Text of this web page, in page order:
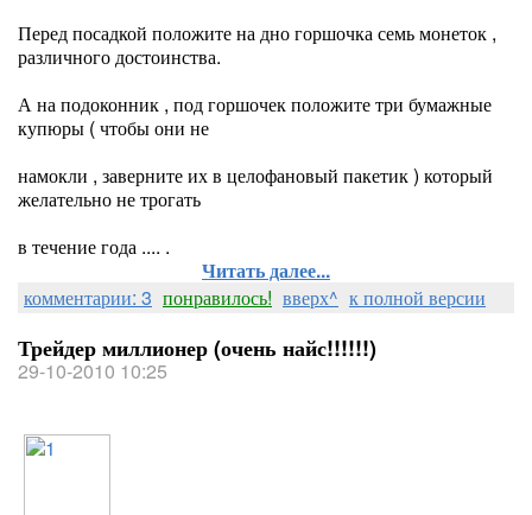
Перед посадкой положите на дно горшочка семь монеток ,
различного достоинства.
А на подоконник , под горшочек положите три бумажные
купюры ( чтобы они не
намокли , заверните их в целофановый пакетик ) который
желательно не трогать
в течение года .... .
Читать далее...
комментарии: 3 понравилось! вверх^ к полной версии
Трейдер миллионер (очень найс!!!!!!)
29-10-2010 10:25